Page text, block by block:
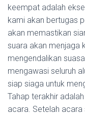
keempat adalah
kami akan bertugas
akan memastikan
suara akan menjaga
mengendalikan
mengawasi seluruh
siap siaga untuk
Tahap terakhir
acara. Setelah acara